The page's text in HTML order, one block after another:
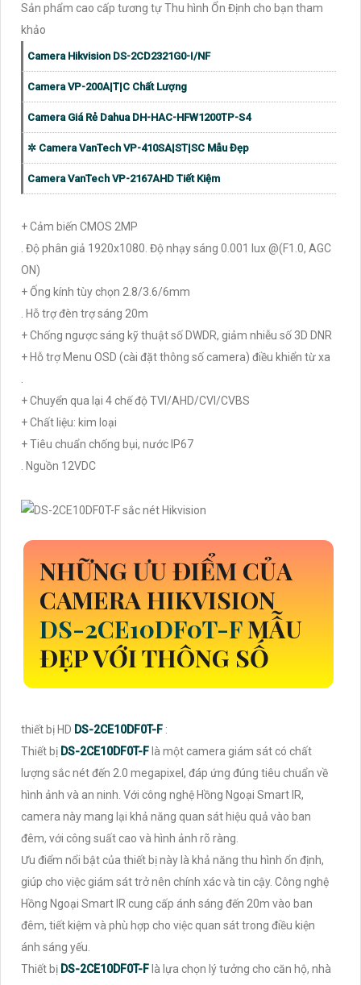
Sản phẩm cao cấp tương tự Thu hình Ổn Định cho bạn tham
khảo
Camera Hikvision DS-2CD2321G0-I/NF
Camera VP-200A|T|C Chất Lượng
Camera Giá Rẻ Dahua DH-HAC-HFW1200TP-S4
✲ Camera VanTech VP-410SA|ST|SC Mẫu Đẹp
Camera VanTech VP-2167AHD Tiết Kiệm
+ Cảm biến CMOS 2MP
. Độ phân giả 1920x1080. Độ nhạy sáng 0.001 lux @(F1.0, AGC
ON)
+ Ống kính tùy chọn 2.8/3.6/6mm
. Hỗ trợ đèn trợ sáng 20m
+ Chống ngược sáng kỹ thuật số DWDR, giảm nhiễu số 3D DNR
+ Hỗ trợ Menu OSD (cài đặt thông số camera) điều khiển từ xa
+ Chuyển qua lại 4 chế độ TVI/AHD/CVI/CVBS
+ Chất liệu: kim loại
+ Tiêu chuẩn chống bụi, nước IP67
. Nguồn 12VDC
NHỮNG ƯU ĐIỂM CỦA
CAMERA HIKVISION
DS-2CE10DF0T-FMẪU
ĐẸP VỚI THÔNG SỐ
thiết bị HD DS-2CE10DF0T-F :
Thiết bị DS-2CE10DF0T-F là một camera giám sát có chất
lượng sắc nét đến 2.0 megapixel, đáp ứng đúng tiêu chuẩn về
hình ảnh và an ninh. Với công nghệ Hồng Ngoại Smart IR,
camera này mang lại khả năng quan sát hiệu quả vào ban
đêm, với công suất cao và hình ảnh rõ ràng.
Ưu điểm nổi bật của thiết bị này là khả năng thu hình ổn định,
giúp cho việc giám sát trở nên chính xác và tin cậy. Công nghệ
Hồng Ngoại Smart IR cung cấp ánh sáng đến 20m vào ban
đêm, tiết kiệm và phù hợp cho việc quan sát trong điều kiện
ánh sáng yếu.
Thiết bị DS-2CE10DF0T-F là lựa chọn lý tưởng cho căn hộ, nhà